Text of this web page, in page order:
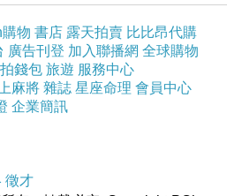
物 書店 露天拍賣 比比昂代購
廣告刊登 加入聯播網 全球購物
錢包 旅遊 服務中心
麻將 雜誌 星座命理 會員中心
企業簡訊
徵才